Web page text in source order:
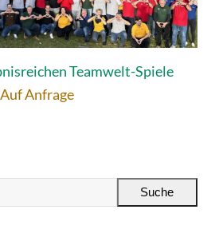
Teamwelt-Spiele
Auf Anfrage
Suche